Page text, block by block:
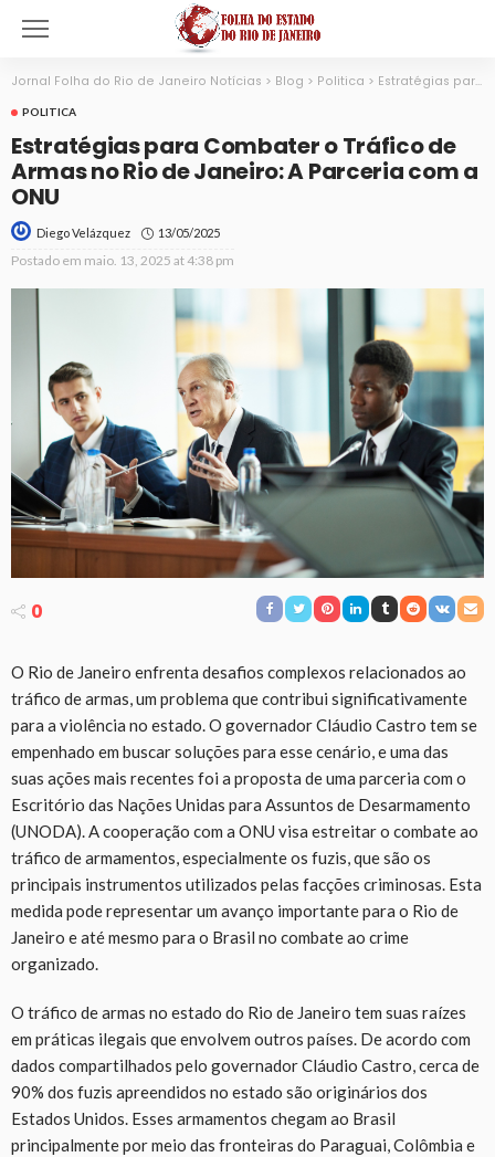
Jornal Folha do Rio de Janeiro Notícias > Blog > Politica > Estratégias para Combater o Tráfico de Armas no Rio de Janeiro: A Parceria com a ONU
POLITICA
Estratégias para Combater o Tráfico de
Armas no Rio de Janeiro: A Parceria com a
ONU
Diego Velázquez 13/05/2025
Postado em maio. 13, 2025 at 4:38 pm
0
O Rio de Janeiro enfrenta desafios complexos relacionados ao
tráfico de armas, um problema que contribui significativamente
para a violência no estado. O governador Cláudio Castro tem se
empenhado em buscar soluções para esse cenário, e uma das
suas ações mais recentes foi a proposta de uma parceria com o
Escritório das Nações Unidas para Assuntos de Desarmamento
(UNODA). A cooperação com a ONU visa estreitar o combate ao
tráfico de armamentos, especialmente os fuzis, que são os
principais instrumentos utilizados pelas facções criminosas. Esta
medida pode representar um avanço importante para o Rio de
Janeiro e até mesmo para o Brasil no combate ao crime
organizado.
O tráfico de armas no estado do Rio de Janeiro tem suas raízes
em práticas ilegais que envolvem outros países. De acordo com
dados compartilhados pelo governador Cláudio Castro, cerca de
90% dos fuzis apreendidos no estado são originários dos
Estados Unidos. Esses armamentos chegam ao Brasil
principalmente por meio das fronteiras do Paraguai, Colômbia e